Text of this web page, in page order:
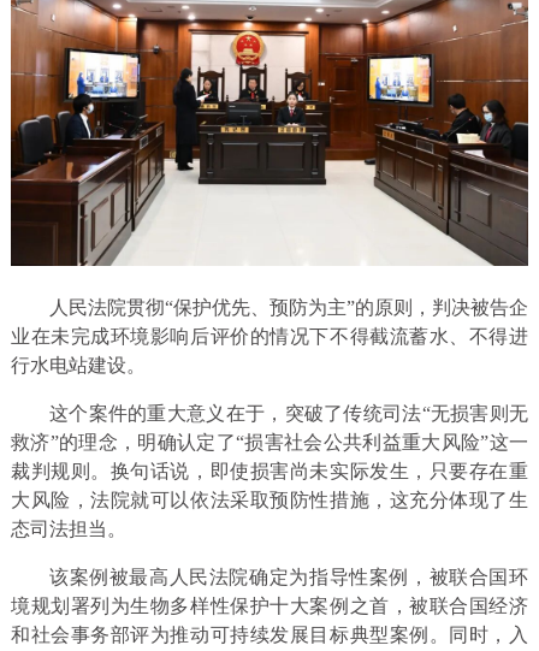
人民法院贯彻“保护优先、预防为主”的原则，判决被告企
业在未完成环境影响后评价的情况下不得截流蓄水、不得进
行水电站建设。
这个案件的重大意义在于，突破了传统司法“无损害则无
救济”的理念，明确认定了“损害社会公共利益重大风险”这一
裁判规则。换句话说，即使损害尚未实际发生，只要存在重
大风险，法院就可以依法采取预防性措施，这充分体现了生
态司法担当。
该案例被最高人民法院确定为指导性案例，被联合国环
境规划署列为生物多样性保护十大案例之首，被联合国经济
和社会事务部评为推动可持续发展目标典型案例。同时，入